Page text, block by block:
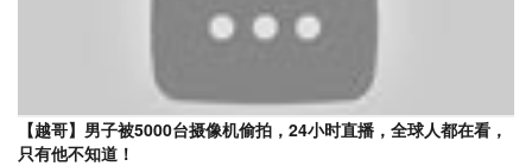
【越哥】男子被5000台摄像机偷拍，24小时直播，全球人都在看，
只有他不知道！